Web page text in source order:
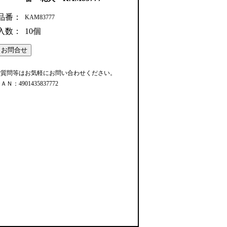
番： KAM83777
数： 10個
問等はお気軽にお問い合わせください。
Ｎ：4901435837772